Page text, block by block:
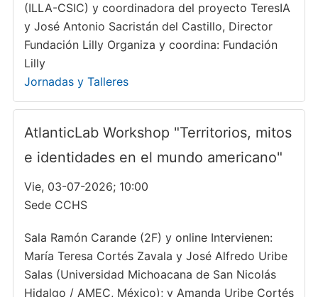
(ILLA-CSIC) y coordinadora del proyecto TeresIA
y José Antonio Sacristán del Castillo, Director
Fundación Lilly Organiza y coordina: Fundación
Lilly
Jornadas y Talleres
AtlanticLab Workshop "Territorios, mitos
e identidades en el mundo americano"
Vie, 03-07-2026; 10:00
Sede CCHS
Sala Ramón Carande (2F) y online Intervienen:
María Teresa Cortés Zavala y José Alfredo Uribe
Salas (Universidad Michoacana de San Nicolás
Hidalgo / AMEC, México); y Amanda Uribe Cortés